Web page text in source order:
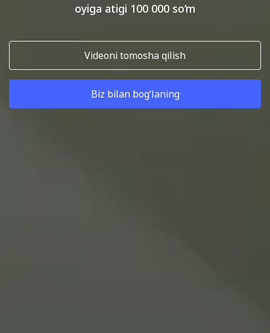
oyiga atigi 100 000 so‘m
Videoni tomosha qilish
Biz bilan bog‘laning